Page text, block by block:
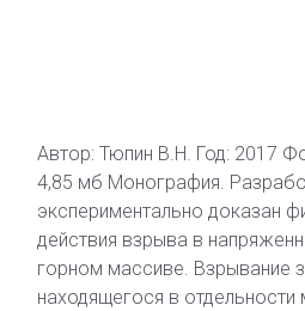
Автор: Тюпин В.Н. Год: 2017
4,85 мб Монография.
экспериментально доказан
действия взрыва в
горном массиве. Взрывание
находящегося в отдельности